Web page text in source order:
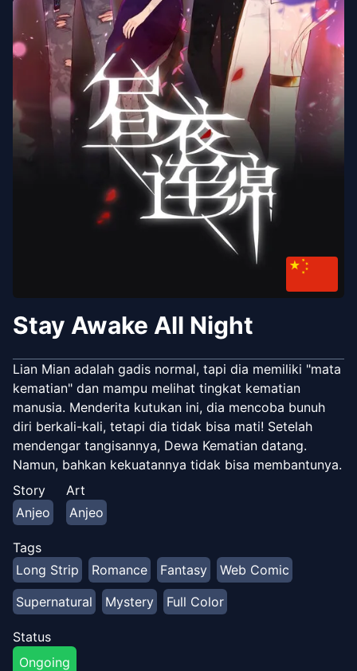
Stay Awake All Night
Lian Mian adalah gadis normal, tapi dia memiliki "mata
kematian" dan mampu melihat tingkat kematian
manusia. Menderita kutukan ini, dia mencoba bunuh
diri berkali-kali, tetapi dia tidak bisa mati! Setelah
mendengar tangisannya, Dewa Kematian datang.
Namun, bahkan kekuatannya tidak bisa membantunya.
Percikan macam apa yang akan dimulai antara gadis
yang ingin mati dan Dewa Kematian yang akan
membunuhnya? Rahasia apa yang tersembunyi di balik
kekuatan gadis itu? Bisakah dia menahan godaan maut
untuk berdansa dengan Dewa Kematian...?
Story
Anjeo
Art
Anjeo
Tags
Long Strip
Romance Fantasy
Web Comic
Supernatural
Mystery Full Color
Status
Ongoing